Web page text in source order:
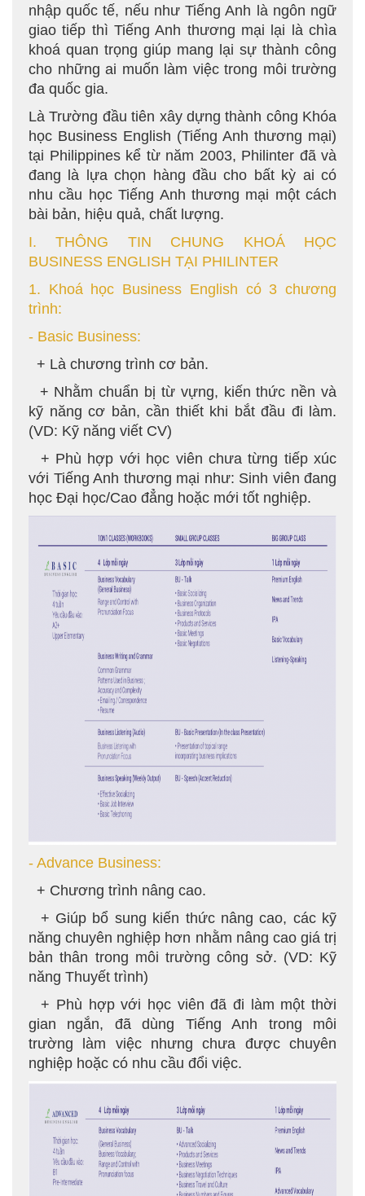
nhập quốc tế, nếu như Tiếng Anh là ngôn ngữ
giao tiếp thì Tiếng Anh thương mại lại là chìa
khoá quan trọng giúp mang lại sự thành công
cho những ai muốn làm việc trong môi trường
đa quốc gia.
Là Trường đầu tiên xây dựng thành công Khóa
học Business English (Tiếng Anh thương mại)
tại Philippines kể từ năm 2003, Philinter đã và
đang là lựa chọn hàng đầu cho bất kỳ ai có
nhu cầu học Tiếng Anh thương mại một cách
bài bản, hiệu quả, chất lượng.
I. THÔNG TIN CHUNG KHOÁ HỌC
BUSINESS ENGLISH TẠI PHILINTER
1. Khoá học Business English có 3 chương
trình:
- Basic Business:
+ Là chương trình cơ bản.
+ Nhằm chuẩn bị từ vựng, kiến thức nền và
kỹ năng cơ bản, cần thiết khi bắt đầu đi làm.
(VD: Kỹ năng viết CV)
+ Phù hợp với học viên chưa từng tiếp xúc
với Tiếng Anh thương mại như: Sinh viên đang
học Đại học/Cao đẳng hoặc mới tốt nghiệp.
- Advance Business:
+ Chương trình nâng cao.
+ Giúp bổ sung kiến thức nâng cao, các kỹ
năng chuyên nghiệp hơn nhằm nâng cao giá trị
bản thân trong môi trường công sở. (VD: Kỹ
năng Thuyết trình)
+ Phù hợp với học viên đã đi làm một thời
gian ngắn, đã dùng Tiếng Anh trong môi
trường làm việc nhưng chưa được chuyên
nghiệp hoặc có nhu cầu đổi việc.